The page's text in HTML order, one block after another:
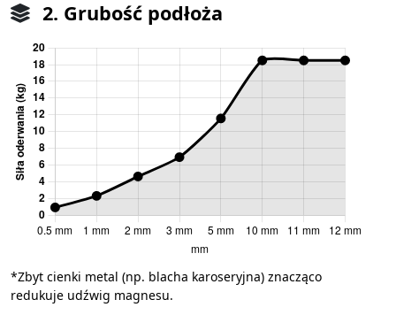
2. Grubość podłoża
*Zbyt cienki metal (np. blacha karoseryjna) znacząco
redukuje udźwig magnesu.